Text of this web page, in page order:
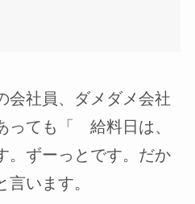
会社員、ダメダメ会社
っても「 給料日は、
ずーっとです。だか
います。